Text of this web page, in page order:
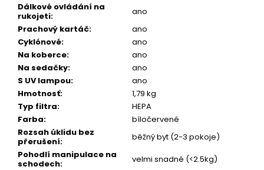
Dálkové ovládání na
rukojeti:
ano
Prachový kartáč:
ano
Cyklónové:
ano
Na koberce:
ano
Na sedačky:
ano
S UV lampou:
ano
Hmotnosť:
1,79 kg
Typ filtra:
HEPA
Farba:
bíločervené
Rozsah úklidu bez
přerušení:
běžný byt (2-3 pokoje)
Pohodlí manipulace na
schodech:
velmi snadné (<2.5kg)